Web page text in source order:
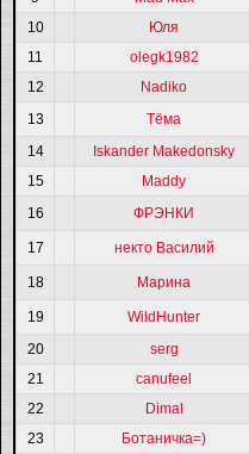
10
Юля
11
olegk1982
12
Nadiko
13
Тёма
14
Iskander Makedonsky
15
Maddy
16
ФРЭНКИ
17 некто Василий
18 Марина
19
WildHunter
20
serg
21
canufeel
22
Dimal
23
Ботаничка=)